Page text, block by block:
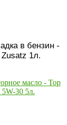
в бензин -
1л.